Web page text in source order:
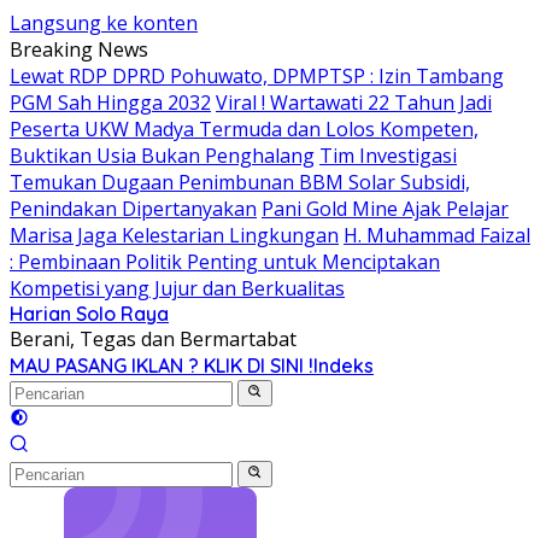
Langsung ke konten
Breaking News
Lewat RDP DPRD Pohuwato, DPMPTSP : Izin Tambang
PGM Sah Hingga 2032 Viral ! Wartawati 22 Tahun Jadi
Peserta UKW Madya Termuda dan Lolos Kompeten,
Buktikan Usia Bukan Penghalang Tim Investigasi
Temukan Dugaan Penimbunan BBM Solar Subsidi,
Penindakan Dipertanyakan Pani Gold Mine Ajak Pelajar
Marisa Jaga Kelestarian Lingkungan H. Muhammad Faizal
: Pembinaan Politik Penting untuk Menciptakan
Kompetisi yang Jujur dan Berkualitas
Harian Solo Raya
Berani, Tegas dan Bermartabat
MAU PASANG IKLAN ? KLIK DI SINI !Indeks